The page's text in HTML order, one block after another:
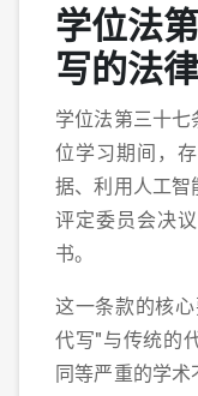
学位法
写的法
学位法第三十
位学习期间，
据、利用人工智
评定委员会决
书。
这一条款的核
代写"与传统的
同等严重的学